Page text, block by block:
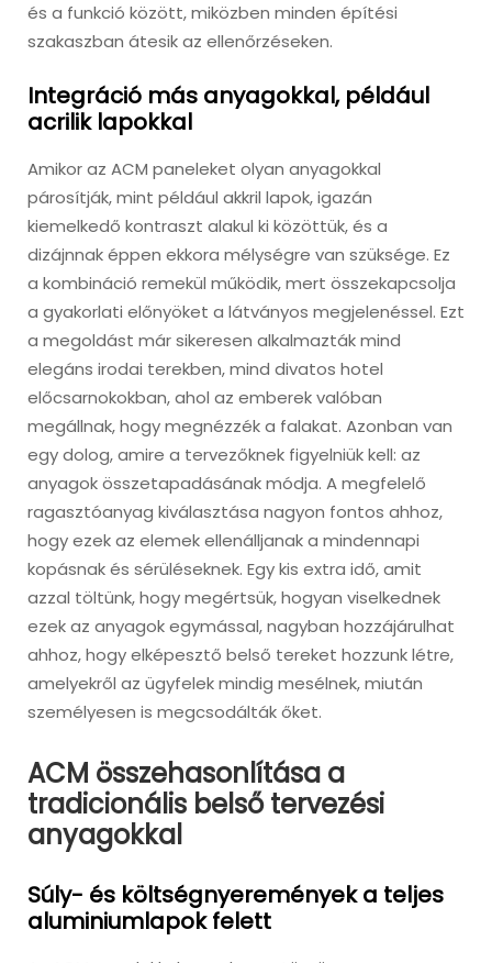
és a funkció között, miközben minden építési
szakaszban átesik az ellenőrzéseken.
Integráció más anyagokkal, például
acrilik lapokkal
Amikor az ACM paneleket olyan anyagokkal
párosítják, mint például akkril lapok, igazán
kiemelkedő kontraszt alakul ki közöttük, és a
dizájnnak éppen ekkora mélységre van szüksége. Ez
a kombináció remekül működik, mert összekapcsolja
a gyakorlati előnyöket a látványos megjelenéssel. Ezt
a megoldást már sikeresen alkalmazták mind
elegáns irodai terekben, mind divatos hotel
előcsarnokokban, ahol az emberek valóban
megállnak, hogy megnézzék a falakat. Azonban van
egy dolog, amire a tervezőknek figyelniük kell: az
anyagok összetapadásának módja. A megfelelő
ragasztóanyag kiválasztása nagyon fontos ahhoz,
hogy ezek az elemek ellenálljanak a mindennapi
kopásnak és sérüléseknek. Egy kis extra idő, amit
azzal töltünk, hogy megértsük, hogyan viselkednek
ezek az anyagok egymással, nagyban hozzájárulhat
ahhoz, hogy elképesztő belső tereket hozzunk létre,
amelyekről az ügyfelek mindig mesélnek, miután
személyesen is megcsodálták őket.
ACM összehasonlítása a
tradicionális belső tervezési
anyagokkal
Súly- és költségnyeremények a teljes
aluminiumlapok felett